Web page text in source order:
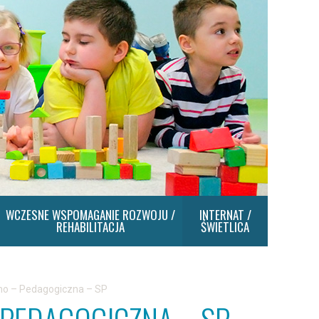
WCZESNE WSPOMAGANIE ROZWOJU /
REHABILITACJA
INTERNAT /
ŚWIETLICA
– Pedagogiczna – SP